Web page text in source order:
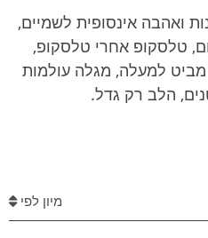
ואהבה אינסופית לשמיים,
טלסקופ אחרי טלסקופ,
למעלה, מגלה עולמות
הלב רק גדל.
מיון לפי